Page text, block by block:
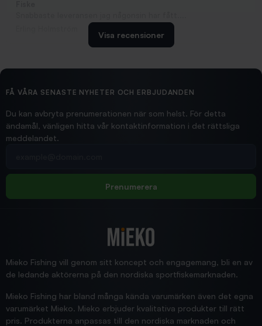
2026/02/19
Hittade exakt vad jag behövde. Snabb och bra...
Jensa
Visa recensioner
FÅ VÅRA SENASTE NYHETER OCH ERBJUDANDEN
Du kan avbryta prenumerationen när som helst. För detta
ändamål, vänligen hitta vår kontaktinformation i det rättsliga
meddelandet.
Prenumerera
Mieko Fishing vill genom sitt koncept och engagemang, bli en av
de ledande aktörerna på den nordiska sportfiskemarknaden.
Mieko Fishing har bland många kända varumärken även det egna
varumärket Mieko. Mieko erbjuder kvalitativa produkter till rätt
pris. Produkterna anpassas till den nordiska marknaden och